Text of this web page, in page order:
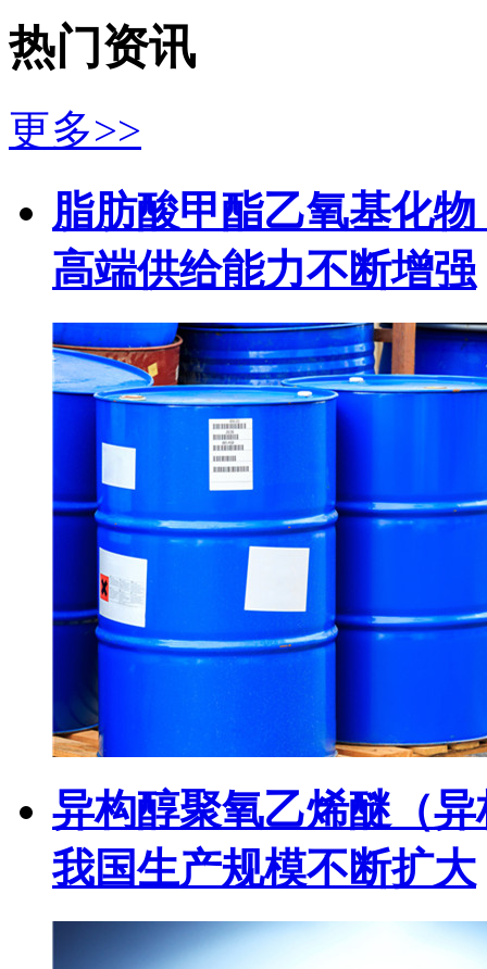
热门资讯
更多>>
脂肪酸甲酯乙氧基化
高端供给能力不断增强
异构醇聚氧乙烯醚（
我国生产规模不断扩大